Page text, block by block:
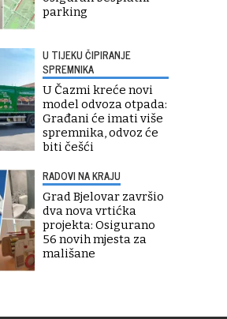
parking
U TIJEKU ČIPIRANJE
SPREMNIKA
U Čazmi kreće novi
model odvoza otpada:
Građani će imati više
spremnika, odvoz će
biti češći
RADOVI NA KRAJU
Grad Bjelovar završio
dva nova vrtićka
projekta: Osigurano
56 novih mjesta za
mališane